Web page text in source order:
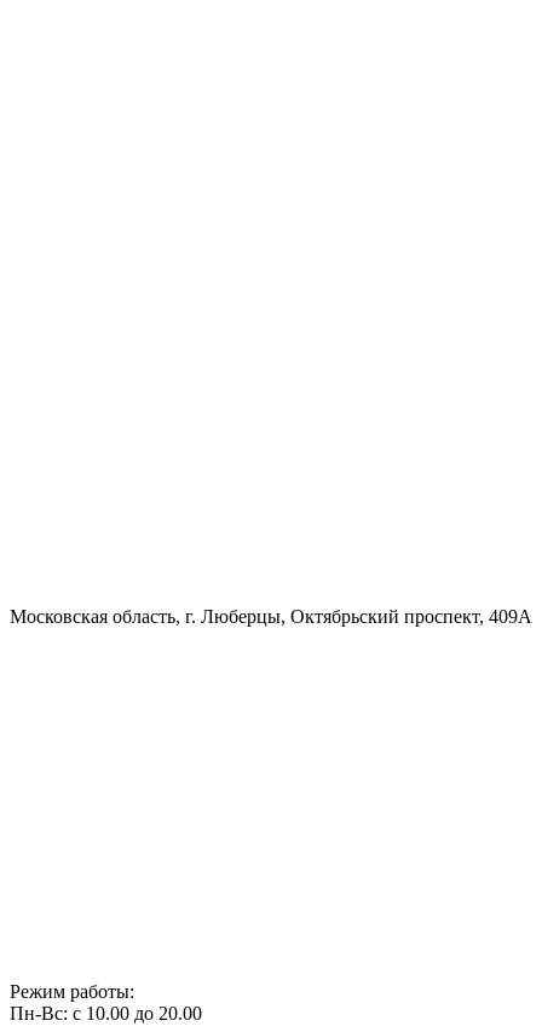
Московская область, г. Люберцы, Октябрьский проспект, 409А
Режим работы:
Пн-Вс: с 10.00 до 20.00